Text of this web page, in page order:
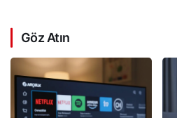
Göz Atın